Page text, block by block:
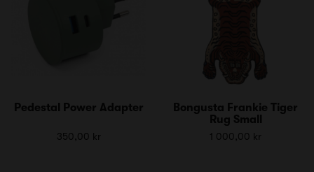
Pedestal Power Adapter
350,00 kr
Bongusta Frankie Tiger
Rug Small
1 000,00 kr